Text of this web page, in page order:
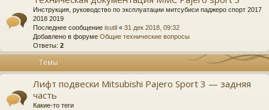
Инструкция, руководство по эксплуатации митсубиси паджеро спорт 2017
2018 2019
Последнее сообщение isutil « 31 дек 2018, 09:32
Добавлено в форуме Общие технические вопросы
Ответы: 2
Темы
Лифт подвески Mitsubishi Pajero Sport 3 — задняя
часть
Какие-то теги